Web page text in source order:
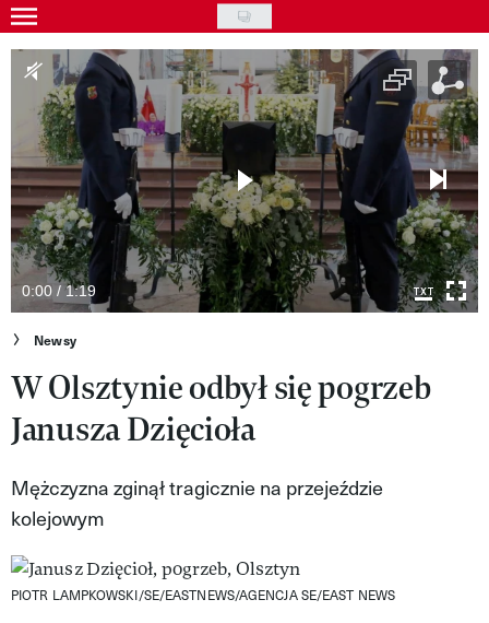
Skip
to
main
content
Gwiazdy
Ludzie
Moda
Uroda
Styl życia
Kultura
Wideo
Nasze akcje
VIVA!ART
VIVA!LIFESTYLE
VIVA!MAN
VIVA!PEOPLE POWER
0:00 / 1:19
Newsy
W Olsztynie odbył się pogrzeb
Janusza Dzięcioła
Mężczyzna zginął tragicznie na przejeździe
kolejowym
PIOTR LAMPKOWSKI/SE/EASTNEWS/AGENCJA SE/EAST NEWS